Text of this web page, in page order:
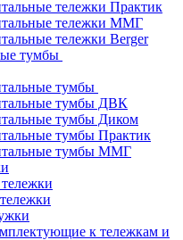
тележки Практик
тележки ММГ
тележки Berger
тумбы
тумбы
тумбы ДВК
тумбы Диком
тумбы Практик
тумбы ММГ
к тележкам и